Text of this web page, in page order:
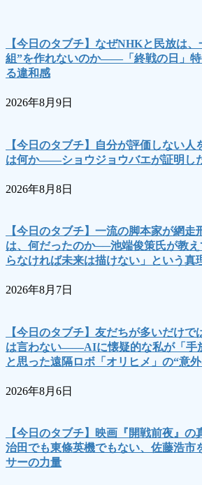
【今日のタブチ】なぜNHKと民放は
組”を作れないのか――「終戦の日」特
る違和感
2026年8月9日
【今日のタブチ】自分が評価しない人
は何か――ショウジョウバエが証明し
2026年8月8日
【今日のタブチ】一流の脚本家が網
は、何だったのか──池端俊策氏が教
らなければ未来は描けない」という真
2026年8月7日
【今日のタブチ】友だちが多いだけで
は言わない――AIに懐疑的な私が「手
と思った遠隔ロボ「オリヒメ」の“意
2026年8月6日
【今日のタブチ】映画『開戦前夜』
治田でも東條英機でもない、佐藤浩市
サーの力量